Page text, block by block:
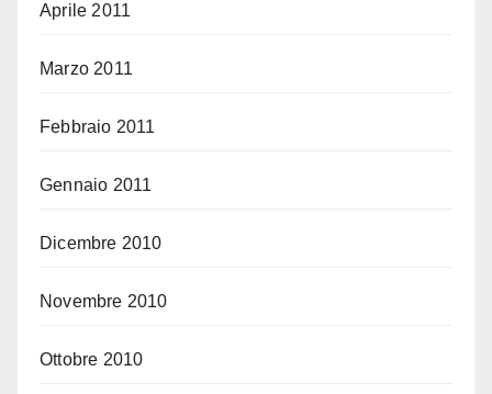
Aprile 2011
Marzo 2011
Febbraio 2011
Gennaio 2011
Dicembre 2010
Novembre 2010
Ottobre 2010